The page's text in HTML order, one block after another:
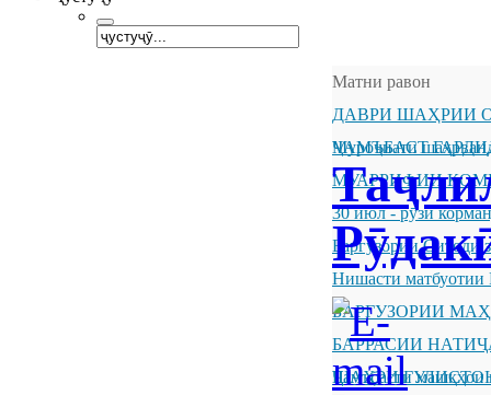
Матни равон
ДАВРИ ШАҲРИИ
ҶАМЪБАСТ
Муроҷиати
МУАРРИФИИ
30 июл - рӯзи
Баргузории Ситоди
Нишасти матбуотии
БАРГУЗОРИИ
БАРРАСИИ
ШАҲРИ
Ҷамъбасти машқҳои